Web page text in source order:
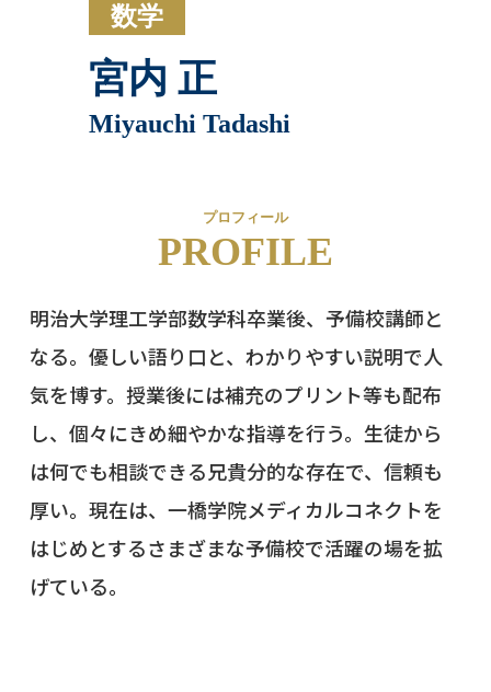
数学
宮内 正
Miyauchi Tadashi
プロフィール
PROFILE
明治大学理工学部数学科卒業後、予備校講師と
なる。優しい語り口と、わかりやすい説明で人
気を博す。授業後には補充のプリント等も配布
し、個々にきめ細やかな指導を行う。生徒から
は何でも相談できる兄貴分的な存在で、信頼も
厚い。現在は、一橋学院メディカルコネクトを
はじめとするさまざまな予備校で活躍の場を拡
げている。